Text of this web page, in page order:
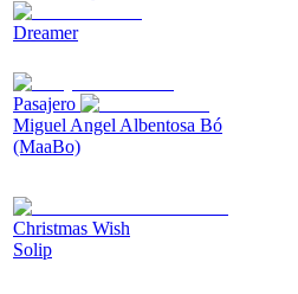
Dreamer
Pasajero
Miguel Angel Albentosa Bó
(MaaBo)
Christmas Wish
Solip